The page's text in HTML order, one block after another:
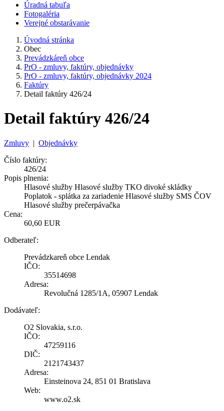
Úradná tabuľa
Fotogaléria
Verejné obstarávanie
Úvodná stránka
Obec
Prevádzkáreň obce
PrO - zmluvy, faktúry, objednávky
PrO - zmluvy, faktúry, objednávky 2024
Faktúry
Detail faktúry 426/24
Detail faktúry 426/24
Zmluvy | Objednávky
Číslo faktúry:
426/24
Popis plnenia:
Hlasové služby Hlasové služby TKO divoké skládky
Poplatok - splátka za zariadenie Hlasové služby SMS ČOV
Hlasové služby prečerpávačka
Cena:
60,60 EUR
Odberateľ:
Prevádzkareň obce Lendak
IČO:
35514698
Adresa:
Revolučná 1285/1A, 05907 Lendak
Dodávateľ:
O2 Slovakia, s.r.o.
IČO:
47259116
DIČ:
2121743437
Adresa:
Einsteinova 24, 851 01 Bratislava
Web:
www.o2.sk